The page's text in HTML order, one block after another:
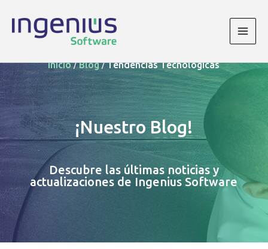
contenido
Main
Inicio/Blog/Tendencias Tecnológicas
¡Nuestro Blog!
Descubre las últimas noticias y
actualizaciones de Ingenius Software